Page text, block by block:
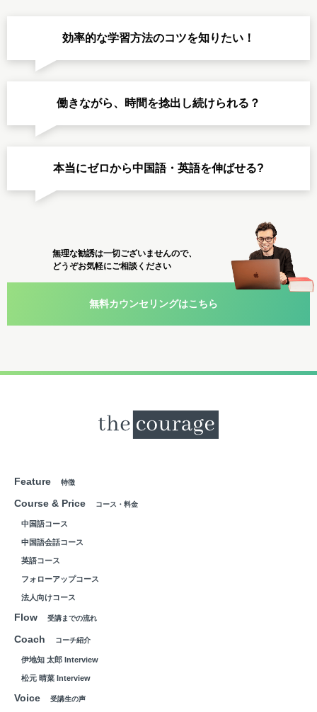
効率的な学習方法のコツを知りたい！
働きながら、時間を捻出し続けられる？
本当にゼロから中国語・英語を伸ばせる?
無理な勧誘は一切ございませんので、
どうぞお気軽にご相談ください
無料カウンセリングはこちら
Feature 特徴
Course & Price コース・料金
中国語コース
中国語会話コース
英語コース
フォローアップコース
法人向けコース
Flow 受講までの流れ
Coach コーチ紹介
伊地知 太郎 Interview
松元 晴菜 Interview
Voice 受講生の声